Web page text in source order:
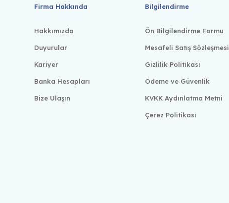
Firma Hakkında
Hakkımızda
Duyurular
Kariyer
Banka Hesapları
Bize Ulaşın
Bilgilendirme
Ön Bilgilendirme Formu
Mesafeli Satış Sözleşmesi
Gizlilik Politikası
Ödeme ve Güvenlik
KVKK Aydınlatma Metni
Çerez Politikası